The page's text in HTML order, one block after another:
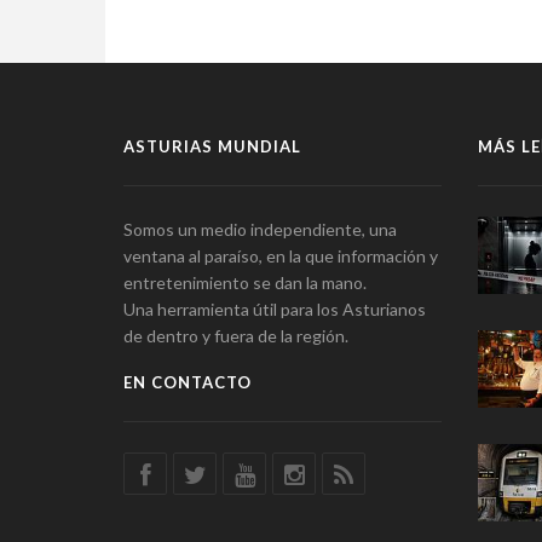
ASTURIAS MUNDIAL
Somos un medio independiente, una
ventana al paraíso, en la que información y
entretenimiento se dan la mano.
Una herramienta útil para los Asturianos
de dentro y fuera de la región.
EN CONTACTO
MÁS